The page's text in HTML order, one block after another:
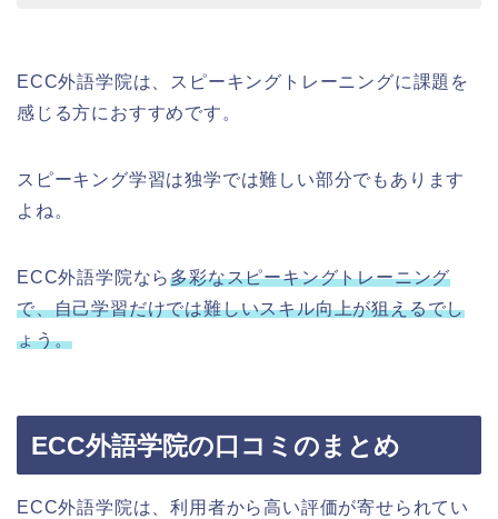
ECC外語学院は、スピーキングトレーニングに課題を
感じる方におすすめです。
スピーキング学習は独学では難しい部分でもあります
よね。
ECC外語学院なら多彩なスピーキングトレーニング
で、自己学習だけでは難しいスキル向上が狙えるでし
ょう。
ECC外語学院の口コミのまとめ
ECC外語学院は、利用者から高い評価が寄せられてい